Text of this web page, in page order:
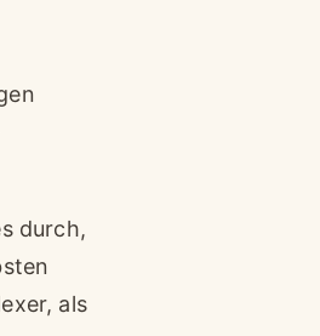
durch,
als